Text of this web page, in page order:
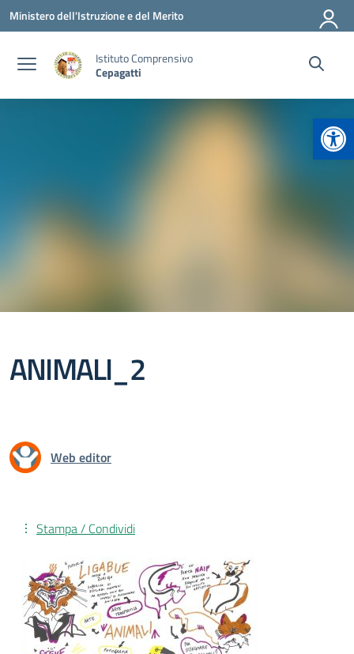
Vai ai contenuti
Vai al menu di navigazione
Vai al footer
Ministero dell'Istruzione e del Merito
Istituto Comprensivo
Cepagatti
ANIMALI_2
Web editor
Stampa / Condividi